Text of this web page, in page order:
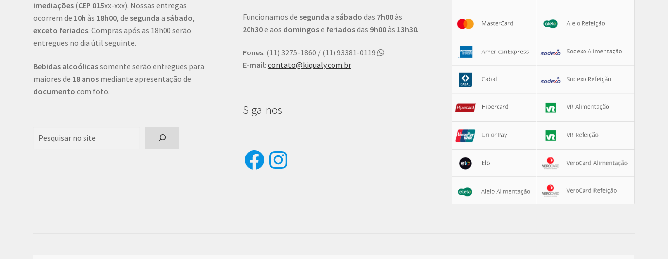
imediações (CEP 015xx-xxx). Nossas entregas
ocorrem de 10h às 18h00, de segunda a sábado,
exceto feriados. Compras após as 18h00 serão
entregues no dia útil seguinte.
Bebidas alcoólicassomente serão entregues para
maiores de 18 anos mediante apresentação de
documento com foto.
Funcionamos de segunda a sábado das 7h00às
20h30e aos domingose feriadosdas 9h00às 13h30.
Fones: (11) 3275-1860 / (11) 93381-0119
E-mail: contato@kiqualy.com.br
Siga-nos
Facebook
Instagram